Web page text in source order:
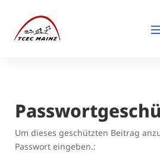
Um dieses geschützten Beitrag
Passwort eingeben.: